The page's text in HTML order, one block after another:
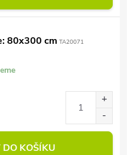
80x300 cm TA20071
DO KOŠÍKU